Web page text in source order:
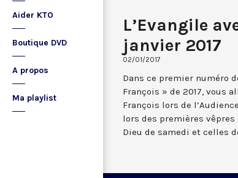
Aider KTO
Boutique DVD
A propos
Ma playlist
L’Evangile
janvier 2017
02/01/2017
Dans ce premier numéro
François » de 2017, vous
François lors de
lors des premières
Dieu de samedi et celles